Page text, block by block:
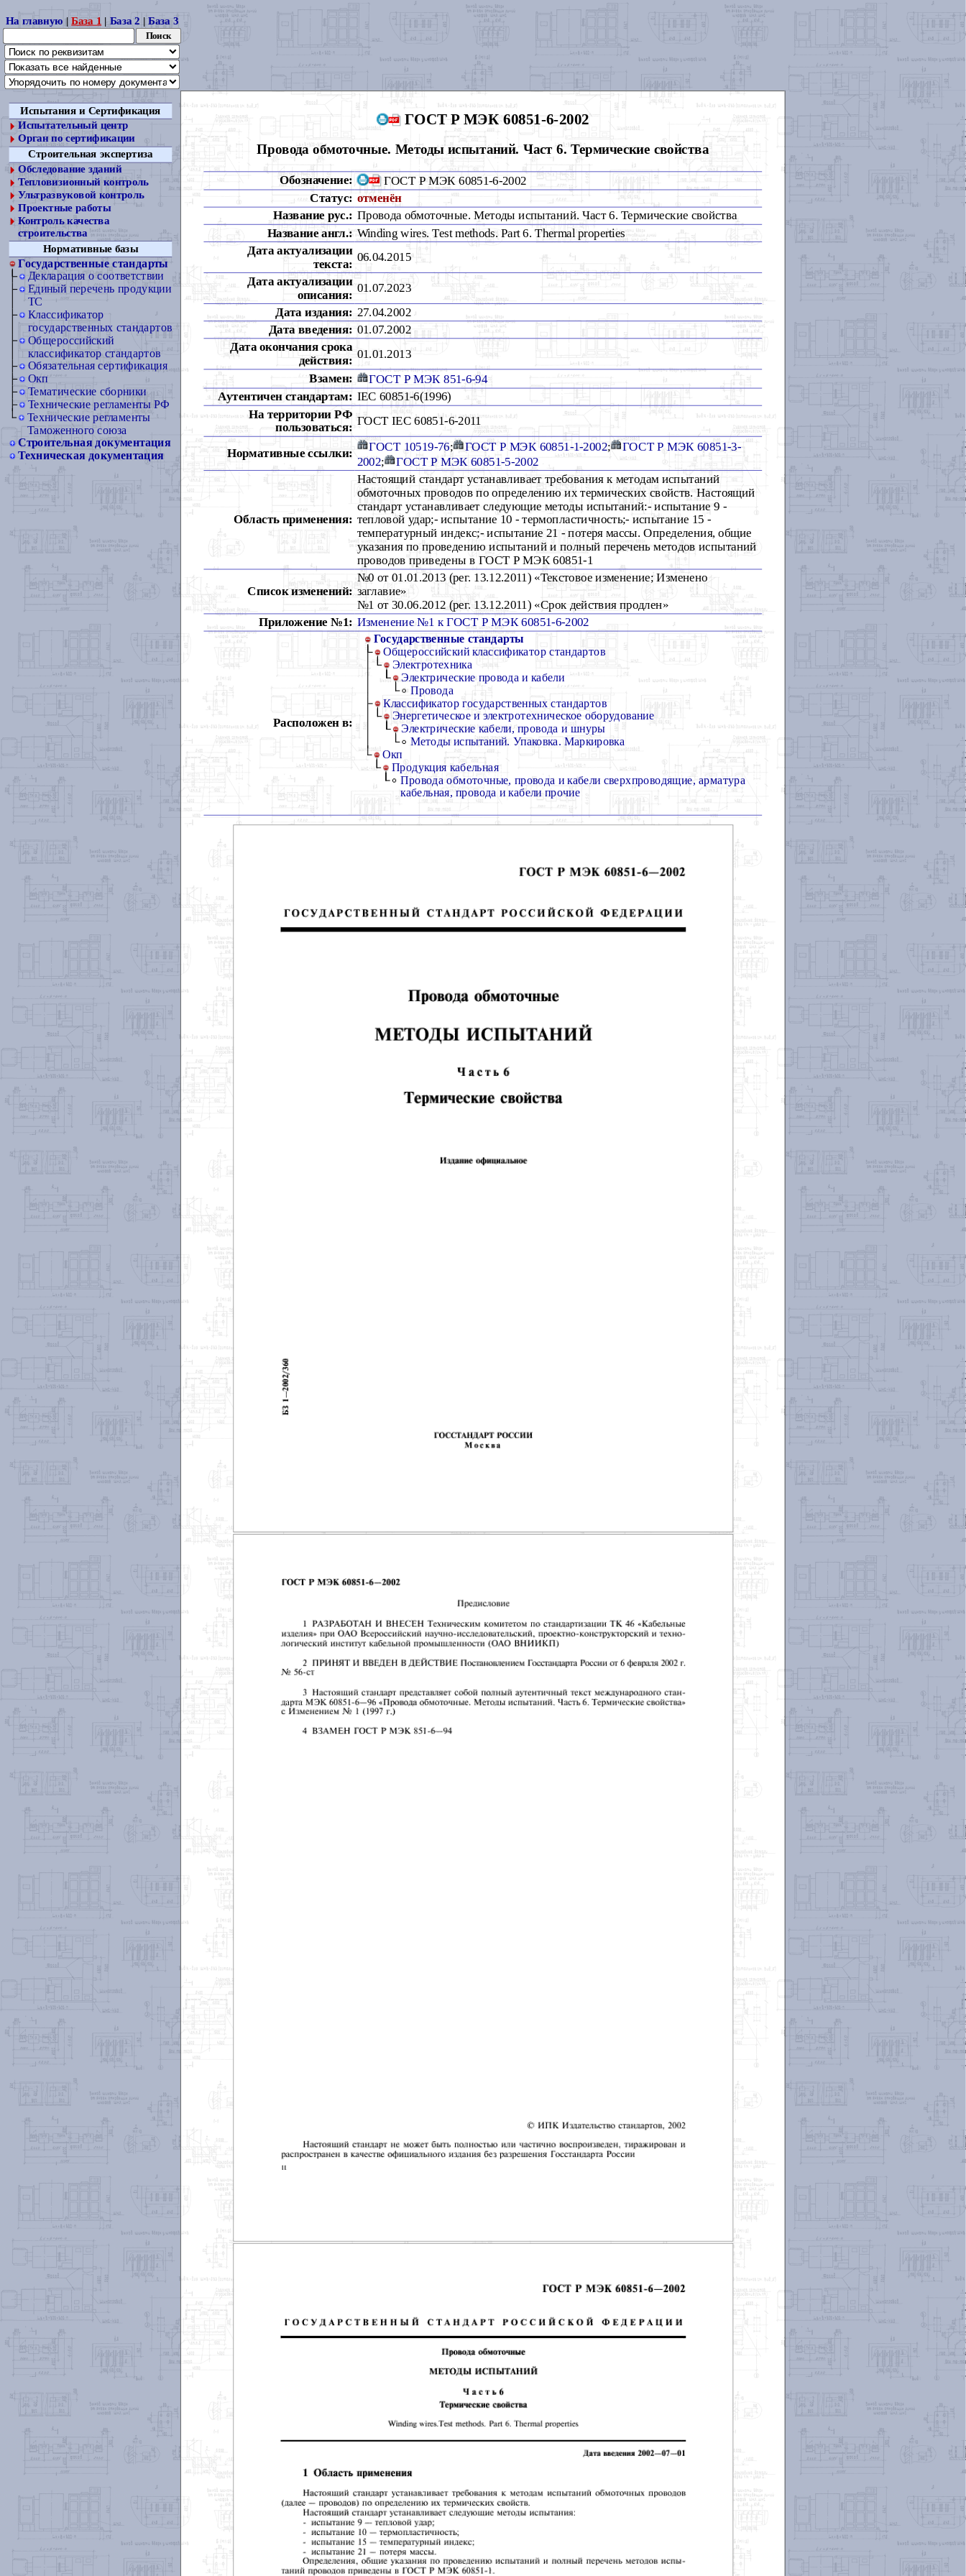
На главную |База 1 | База 2 |База 3
Испытания и Сертификация
Испытательный центр
Орган по сертификации
Строительная экспертиза
Обследование зданий
Тепловизионный контроль
Ультразвуковой контроль
Проектные работы
Контроль качества
строительства
Нормативные базы
Государственные стандарты
Декларация о соответствии
Единый перечень продукции
ТС
Классификатор
государственных стандартов
Общероссийский
классификатор стандартов
Обязательная сертификация
Окп
Тематические сборники
Технические регламенты РФ
Технические регламенты
Таможенного союза
Строительная документация
Техническая документация
ГОСТ Р МЭК 60851-6-2002
Провода обмоточные. Методы испытаний. Част 6. Термические свойства
Обозначение:
ГОСТ Р МЭК 60851-6-2002
Статус: отменён
Название рус.: Провода обмоточные. Методы испытаний. Част 6. Термические свойства
Название англ.: Winding wires. Test methods. Part 6. Thermal properties
Дата актуализации
текста:
06.04.2015
Дата актуализации
описания:
01.07.2023
Дата издания: 27.04.2002
Дата введения: 01.07.2002
Дата окончания срока
действия:
01.01.2013
Взамен:
ГОСТ Р МЭК 851-6-94
Аутентичен стандартам: IEC 60851-6(1996)
На территории РФ
пользоваться:
ГОСТ IEC 60851-6-2011
Нормативные ссылки:
ГОСТ 10519-76; ГОСТ Р МЭК 60851-1-2002;
ГОСТ Р МЭК 60851-3-
2002; ГОСТ Р МЭК 60851-5-2002
Область применения:
Настоящий стандарт устанавливает требования к методам испытаний
обмоточных проводов по определению их термических свойств. Настоящий
стандарт устанавливает следующие методы испытаний:- испытание 9 -
тепловой удар;- испытание 10 - термопластичность;- испытание 15 -
температурный индекс;- испытание 21 - потеря массы. Определения, общие
указания по проведению испытаний и полный перечень методов испытаний
проводов приведены в ГОСТ Р МЭК 60851-1
Список изменений:
№0 от 01.01.2013 (рег. 13.12.2011) «Текстовое изменение; Изменено
заглавие»
№1 от 30.06.2012 (рег. 13.12.2011) «Срок действия продлен»
Приложение №1: Изменение №1 к ГОСТ Р МЭК 60851-6-2002
Расположен в:
Государственные стандарты
Общероссийский классификатор стандартов
Электротехника
Электрические провода и кабели
Провода
Классификатор государственных стандартов
Энергетическое и электротехническое оборудование
Электрические кабели, провода и шнуры
Методы испытаний. Упаковка. Маркировка
Окп
Продукция кабельная
Провода обмоточные, провода и кабели сверхпроводящие, арматура
кабельная, провода и кабели прочие